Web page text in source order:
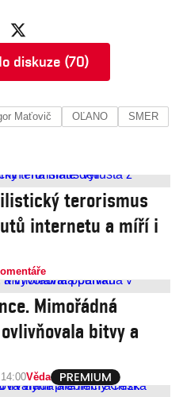
diskuze (70)
Maťovič OĽANO SMER
terorismus
internetu a míří i
Mimořádná
bitvy a
14:00Věda